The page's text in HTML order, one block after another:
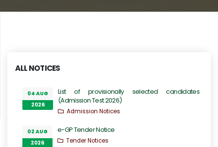
ALL NOTICES
04 AUG
2026
List of provisionally selected candidates
(Admission Test 2026)
Admission Notices
02 AUG
2026
e-GP Tender Notice
Tender Notices